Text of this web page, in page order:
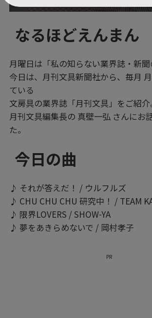
なるほどえんまん
月曜日は「私の知らない業界誌・新聞
今日は、月刊文具新聞社から、毎月
ている
文房具の業界誌「月刊文具」をご紹介
月刊文具編集長の 真壁一弘 さんにお
た。
今日の曲
♪ それが答えだ！ / ウルフルズ
♪ CHU CHU CHU 研究中！ / TEAM
♪ 限界LOVERS / SHOW-YA
♪ 夢をあきらめないで / 岡村孝子
PR